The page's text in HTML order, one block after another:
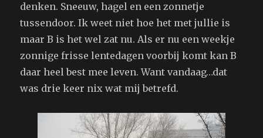
denken. Sneeuw, hagel en een zonnetje
tussendoor. Ik weet niet hoe het met jullie is
maar B is het wel zat nu. Als er nu een weekje
zonnige frisse lentedagen voorbij komt kan B
daar heel best mee leven. Want vandaag…dat
was drie keer nix wat mij betrefd.